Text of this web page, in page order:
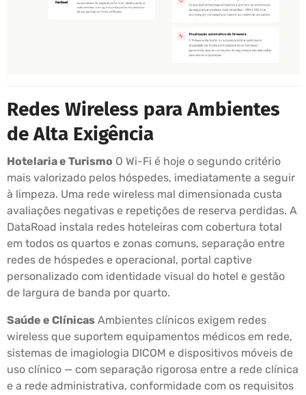
Redes Wireless para Ambientes
de Alta Exigência
Hotelaria e Turismo O Wi-Fi é hoje o segundo critério
mais valorizado pelos hóspedes, imediatamente a seguir
à limpeza. Uma rede wireless mal dimensionada custa
avaliações negativas e repetições de reserva perdidas. A
DataRoad instala redes hoteleiras com cobertura total
em todos os quartos e zonas comuns, separação entre
redes de hóspedes e operacional, portal captive
personalizado com identidade visual do hotel e gestão
de largura de banda por quarto.
Saúde e Clínicas Ambientes clínicos exigem redes
wireless que suportem equipamentos médicos em rede,
sistemas de imagiologia DICOM e dispositivos móveis de
uso clínico — com separação rigorosa entre a rede clínica
e a rede administrativa, conformidade com os requisitos